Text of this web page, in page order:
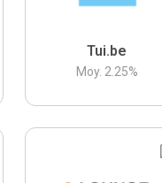
Tui.be
Moy. 2.25%